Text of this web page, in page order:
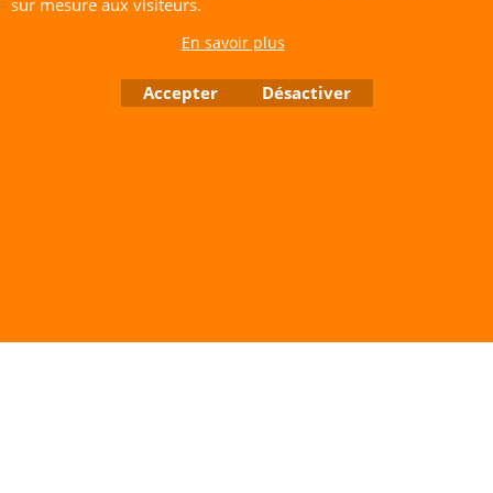
Configuration :
CERF-VOLANT SERVICE 53 rue de Thubeauville 62650 Parenty. France
Site de Vente Par Correspondance.
sur mesure aux visiteurs.
En savoir plus
Accepter Désactiver